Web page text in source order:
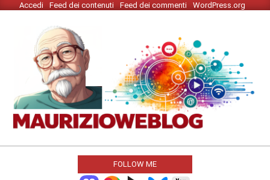
Skip Accedi Feed dei contenuti Feed dei commenti WordPress.org
MAURIZIO
WEBLOG
FOLLOW ME